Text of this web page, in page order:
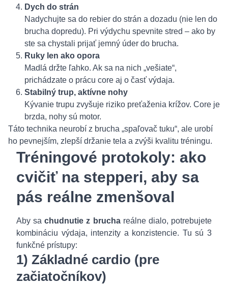
Dych do strán
Nadychujte sa do rebier do strán a dozadu (nie len do
brucha dopredu). Pri výdychu spevnite stred – ako by
ste sa chystali prijať jemný úder do brucha.
Ruky len ako opora
Madlá držte ľahko. Ak sa na nich „vešiate“,
prichádzate o prácu core aj o časť výdaja.
Stabilný trup, aktívne nohy
Kývanie trupu zvyšuje riziko preťaženia krížov. Core je
brzda, nohy sú motor.
Táto technika neurobí z brucha „spaľovač tuku“, ale urobí
ho pevnejším, zlepší držanie tela a zvýši kvalitu tréningu.
Tréningové protokoly: ako
cvičiť na stepperi, aby sa
pás reálne zmenšoval
Aby sachudnutie z bruchareálne dialo, potrebujete
kombináciu výdaja, intenzity a konzistencie. Tu sú 3
funkčné prístupy:
1) Základné cardio (pre
začiatočníkov)